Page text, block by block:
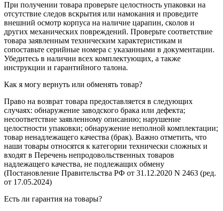
При получении товара проверьте целостность упаковки на
отсутствие следов вскрытия или намокания и проведите
внешний осмотр корпуса на наличие царапин, сколов и
других механических повреждений. Проверьте соответствие
товара заявленным техническим характеристикам и
сопоставьте серийные номера с указанными в документации.
Убедитесь в наличии всех комплектующих, а также
инструкции и гарантийного талона.
Как я могу вернуть или обменять товар?
Право на возврат товара предоставляется в следующих
случаях: обнаружение заводского брака или дефекта;
несоответствие заявленному описанию; нарушение
целостности упаковки; обнаружение неполной комплектации;
товар ненадлежащего качества (брак). Важно отметить, что
наши товары относятся к категории технически сложных и
входят в Перечень непродовольственных товаров
надлежащего качества, не подлежащих обмену
(Постановление Правительства РФ от 31.12.2020 N 2463 (ред.
от 17.05.2024)
Есть ли гарантия на товары?